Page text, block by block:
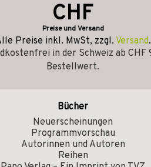
CHF
Preise und Versand
Preise inkl. MwSt, zzgl. Versand.
in der Schweiz ab CHF
Bestellwert.
Bücher
Neuerscheinungen
Programmvorschau
Autorinnen und Autoren
Reihen